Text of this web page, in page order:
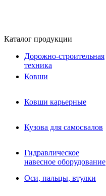
Каталог продукции
Дорожно-строительная
техника
Ковши
Ковши карьерные
Кузова для самосвалов
Гидравлическое
навесное оборудование
Оси, пальцы, втулки